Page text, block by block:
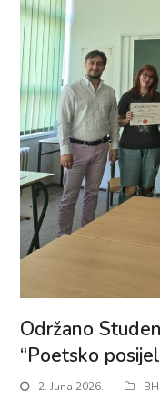
Održano
“Poetsko
2. Juna 2026.